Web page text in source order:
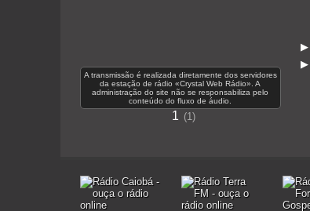
A transmissão é realizada diretamente dos servidores
da estação de rádio «Crystal Web Rádio». A
administração do site não se responsabiliza pelo
conteúdo do fluxo de áudio.
1 1
▶
▶